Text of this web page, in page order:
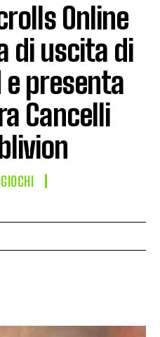
Online
di uscita di
e presenta
Cancelli